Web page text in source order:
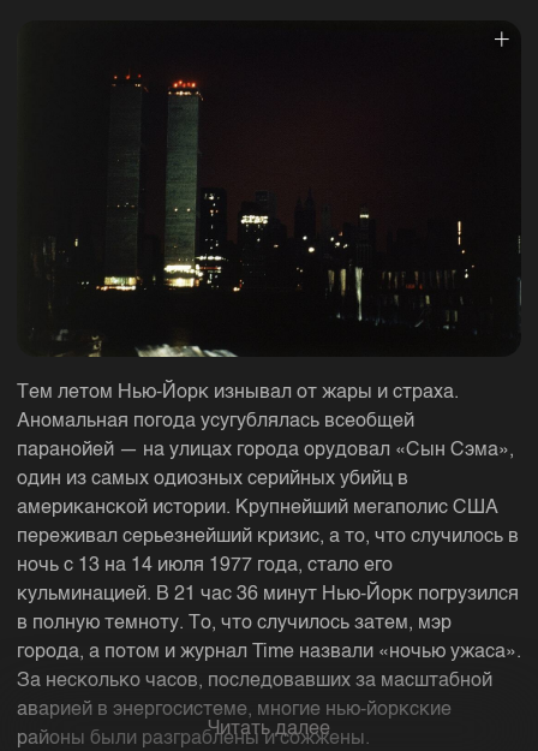
Тем летом Нью-Йорк изнывал от жары и страха.
Аномальная погода усугублялась всеобщей
паранойей — на улицах города орудовал «Сын Сэма»,
один из самых одиозных серийных убийц в
американской истории. Крупнейший мегаполис США
переживал серьезнейший кризис, а то, что случилось в
ночь с 13 на 14 июля 1977 года, стало его
кульминацией. В 21 час 36 минут Нью-Йорк погрузился
в полную темноту. То, что случилось затем, мэр
города, а потом и журнал Time назвали «ночью ужаса».
За несколько часов, последовавших за масштабной
аварией в энергосистеме, многие нью-йоркские
районы были разграблены и сожжены.
Читать далее